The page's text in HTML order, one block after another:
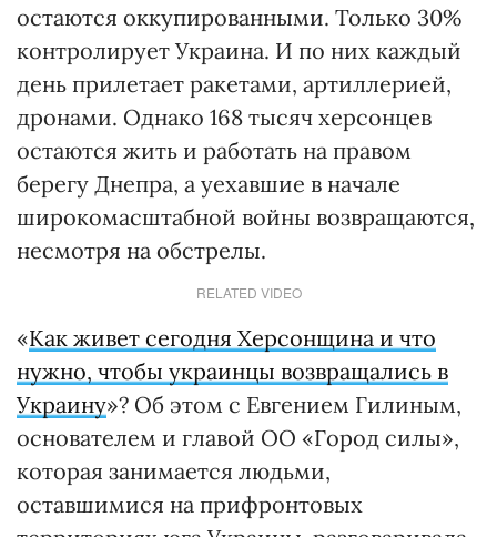
остаются оккупированными. Только 30%
контролирует Украина. И по них каждый
день прилетает ракетами, артиллерией,
дронами. Однако 168 тысяч херсонцев
остаются жить и работать на правом
берегу Днепра, а уехавшие в начале
широкомасштабной войны возвращаются,
несмотря на обстрелы.
RELATED VIDEO
«Как живет сегодня Херсонщина и что
нужно, чтобы украинцы возвращались в
Украину»? Об этом с Евгением Гилиным,
основателем и главой ОО «Город силы»,
которая занимается людьми,
оставшимися на прифронтовых